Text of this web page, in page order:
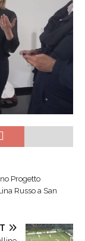
Progetto
Russo a San